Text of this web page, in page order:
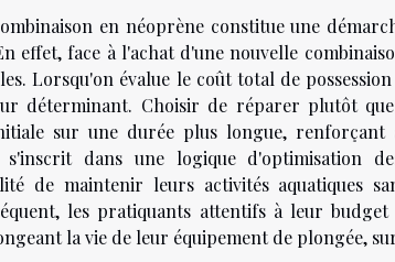
en néoprène constitue une
effet, face à l'achat d'une nouvelle
Lorsqu'on évalue le coût total de
déterminant. Choisir de réparer plutôt
sur une durée plus longue,
s'inscrit dans une logique d'optimisation
de maintenir leurs activités aquatiques
les pratiquants attentifs à leur
la vie de leur équipement de plongée,